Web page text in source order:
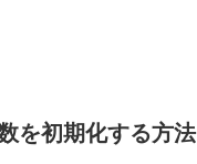
を初期化する方法